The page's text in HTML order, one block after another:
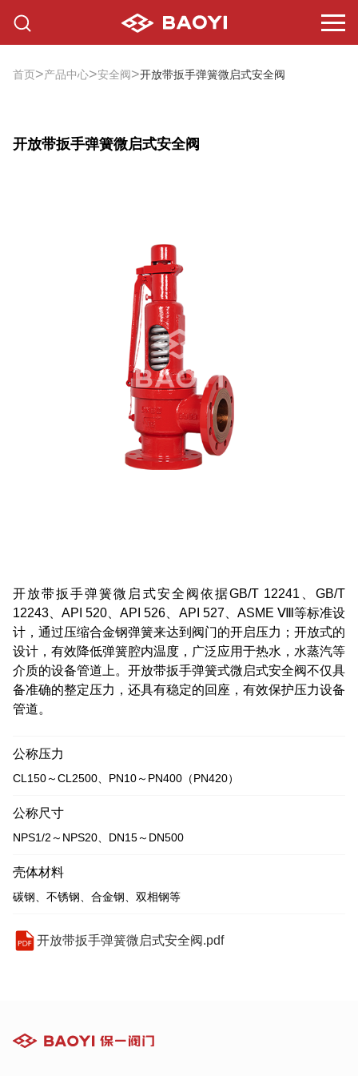
首页>产品中心>安全阀>开放带扳手弹簧微启式安全阀
开放带扳手弹簧微启式安全阀
开放带扳手弹簧微启式安全阀依据GB/T 12241、GB/T
12243、API 520、API 526、API 527、ASME Ⅷ等标准设
计，通过压缩合金钢弹簧来达到阀门的开启压力；开放式的
设计，有效降低弹簧腔内温度，广泛应用于热水，水蒸汽等
介质的设备管道上。开放带扳手弹簧式微启式安全阀不仅具
备准确的整定压力，还具有稳定的回座，有效保护压力设备
管道。
公称压力
CL150～CL2500、PN10～PN400（PN420）
公称尺寸
NPS1/2～NPS20、DN15～DN500
壳体材料
碳钢、不锈钢、合金钢、双相钢等
开放带扳手弹簧微启式安全阀.pdf